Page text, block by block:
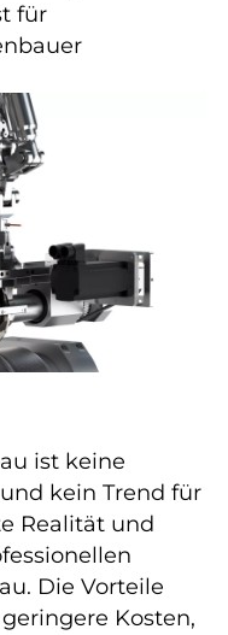
für
ist keine
kein Trend für
Realität und
Die Vorteile
Kosten,